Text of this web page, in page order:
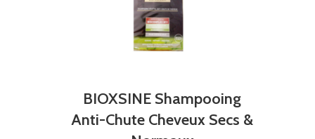
BIOXSINE Shampooing
Anti-Chute Cheveux Secs &